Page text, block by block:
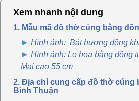
Xem nhanh nội dung
1. Mẫu mã đồ thờ cúng bằng
Hình ảnh: Bát hương đồng
Hình ảnh: Lọ hoa bằng đồng
Mai cao 55 cm
2. Địa chỉ cung cấp đồ thờ cúng
Bình Thuận